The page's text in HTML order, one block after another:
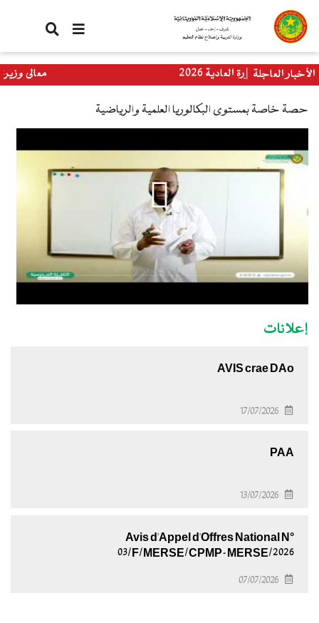
تجاوز
إلى
المحتوى
الرئيسي
الأخبار العاجلة
الدورة العادية 2026
معالي وزيرة
إعلانات
AVIS crae DAo
17/07/2026
PAA
13/07/2026
Avis d'Appel d'Offres National N°
03/F/MERSE/CPMP-MERSE/2026
07/07/2026
حصة خاصة بمستوى البكالوريا العلمية والرياضية